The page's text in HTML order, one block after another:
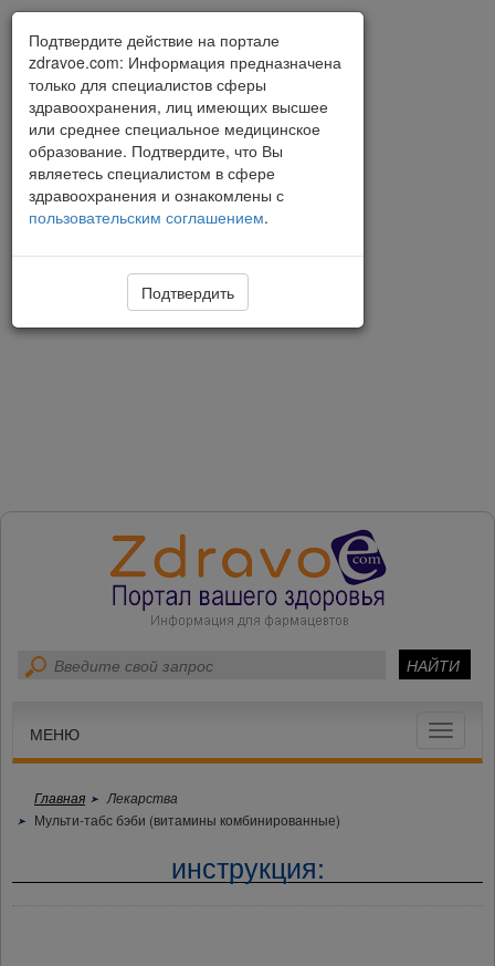
Toggle
МЕНЮ
Главная
Лекарства
Мульти-табс бэби (витамины комбинированные)
инструкция:
Подтвердите действие на портале
zdravoe.com: Информация предназначена
только для специалистов сферы
здравоохранения, лиц имеющих высшее
или среднее специальное медицинское
образование. Подтвердите, что Вы
являетесь специалистом в сфере
здравоохранения и ознакомлены с
пользовательским соглашением.
Подтвердить